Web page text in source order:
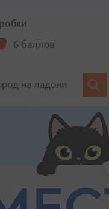
6 баллов
на ладони